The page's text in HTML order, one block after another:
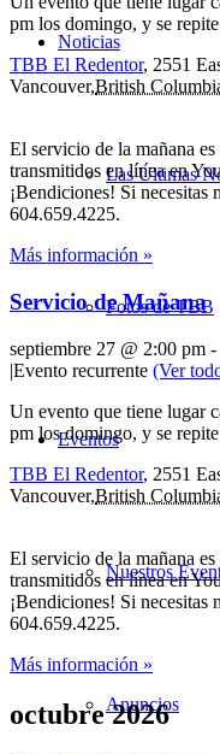
Noticias
Las Últimas
Fotos de TBB
Eventos
Nuestros
Anuncios
pm los domingo, y se
TBB El Redentor, 2551
Vancouver,British
El servicio de la mañana
transmitidos en línea en
¡Bendiciones! Si necesitas
604.659.4225.
Más información »
Servicio de Mañana
septiembre 27 @ 2:00 pm -
|Evento recurrente (Ver
Un evento que tiene lugar
pm los domingo, y se
TBB El Redentor, 2551
Vancouver,British
El servicio de la mañana
transmitidos en línea en
¡Bendiciones! Si necesitas
604.659.4225.
Más información »
octubre 2026